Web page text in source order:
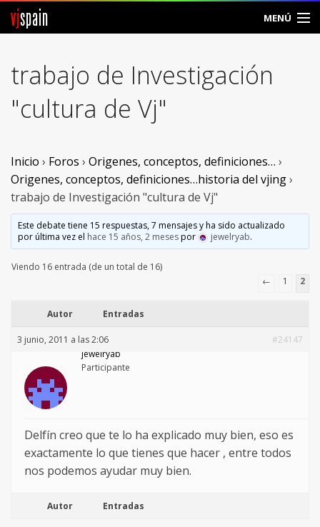
vjspain MENÚ
Foros
Noticias
Vjspain
Ayuda
Contacto
trabajo de Investigación
"cultura de Vj"
Inicio › Foros › Origenes, conceptos, definiciones… ›
Origenes, conceptos, definiciones…historia del vjing›
trabajo de Investigación "cultura de Vj"
Este debate tiene 15 respuestas, 7 mensajes y ha sido actualizado
por última vez el hace 15 años, 2 mesespor jewelryab.
Viendo 16 entrada (de un total de 16)
←
1 2
Autor Entradas
3 junio, 2011 a las 2:06
#24147
jewelryab
Participante
Delfín creo que te lo ha explicado muy bien, eso es
exactamente lo que tienes que hacer , entre todos
nos podemos ayudar muy bien.
Autor Entradas